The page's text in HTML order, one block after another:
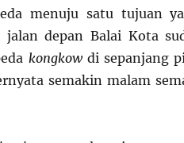
menuju satu tujuan
jalan depan Balai Kota
kongkowdi sepanjang
semakin malam